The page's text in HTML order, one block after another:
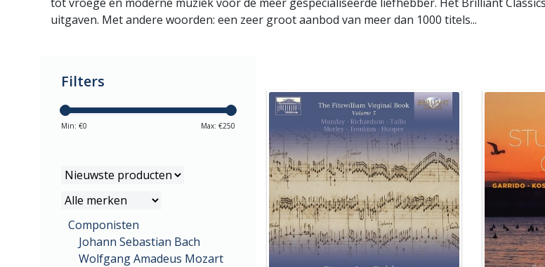
uitgaven. Met andere woorden: een zeer groot aanbod van meer dan 1000 titels...
Filters
Min: €0 Max: €250
Componisten
Johann Sebastian Bach
Wolfgang Amadeus Mozart